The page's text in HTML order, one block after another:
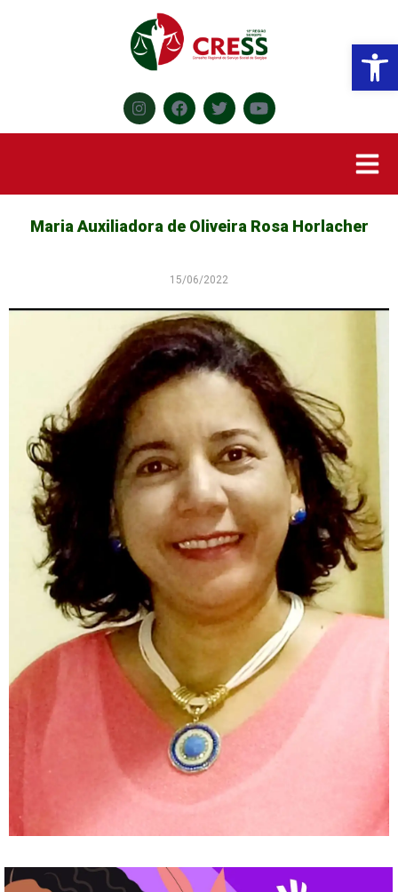
Maria Auxiliadora de Oliveira Rosa Horlacher
15/06/2022